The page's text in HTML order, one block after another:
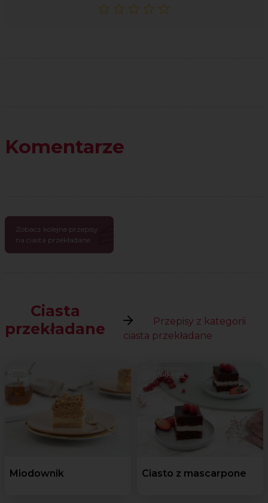
Komentarze
Zobacz kolejne przepisy
na ciasta przekładane
Ciasta
przekładane
Przepisy z kategorii
ciasta przekładane
Miodownik Ciasto z mascarpone